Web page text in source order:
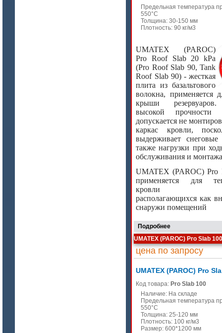
Предельная температура
550°C
Толщина: 30-150 мм
Плотность: 90 кг/м3
UMATEX (PAROC)
Pro Roof Slab 20 kPa
(Pro Roof Slab 90, Tank
Roof Slab 90) - жесткая
плита из базальтового
волокна, применяется
крыши резервуаров.
высокой прочности
допускается не
каркас кровли,
выдерживает
также нагрузки при
обслуживания и
UMATEX (PAROC) Pro
применяется для
кровли
располагающихся как
снаружи помещений
Подробнее
UMATEX (PAROC) Pro Slab 100
цена по запросу
UMATEX (PAROC) Pro
Код товара: Pro Slab 100
Наличие: На складе
Предельная температура
550°C
Толщина: 25-120 мм
Плотность: 100 кг/м3
Размер: 600*1200 мм